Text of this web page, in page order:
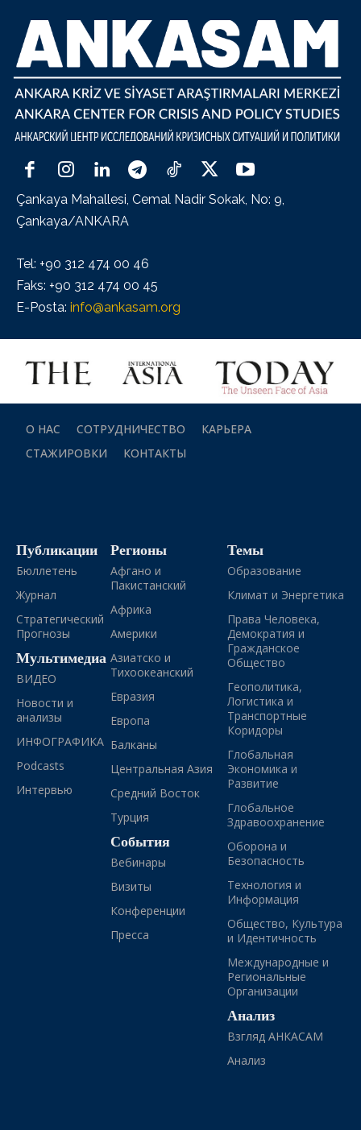
Çankaya Mahallesi, Cemal Nadir Sokak, No: 9,
Çankaya/ANKARA
Tel: +90 312 474 00 46
Faks: +90 312 474 00 45
E-Posta: info@ankasam.org
О НАС СОТРУДНИЧЕСТВО
КАРЬЕРА
СТАЖИРОВКИ
КОНТАКТЫ
Публикации
Бюллетень
Журнал
Стратегический
Прогнозы
Мультимедиа
ВИДЕО
Новости и
анализы
ИНФОГРАФИКА
Podcasts
Интервью
Регионы
Афгано и
Пакистанский
Африка
Америки
Азиатско и
Тихоокеанский
Евразия
Европа
Балканы
Центральная Азия
Средний Восток
Турция
События
Вебинары
Визиты
Конференции
Пресса
Темы
Образование
Климат и Энергетика
Права Человека,
Демократия и
Гражданское
Общество
Геополитика,
Логистика и
Транспортные
Коридоры
Глобальная
Экономика и
Развитие
Глобальное
Здравоохранение
Оборона и
Безопасность
Технология и
Информация
Общество, Культура
и Идентичность
Международные и
Региональные
Организации
Анализ
Взгляд АНКАСАМ
Анализ